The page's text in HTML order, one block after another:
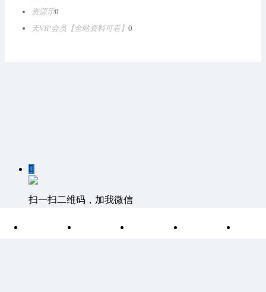
资源币0
天VIP会员【全站资料可看】 0

扫一扫二维码，加我微信